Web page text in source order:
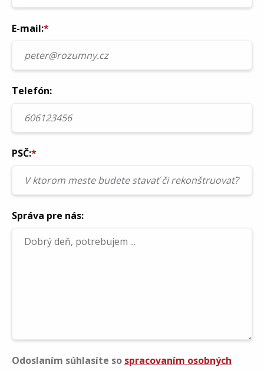
E-mail:*
Telefón:
PSČ:*
Správa pre nás:
Odoslaním súhlasíte so spracovaním osobných